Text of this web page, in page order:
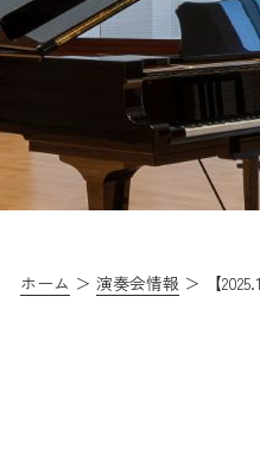
ホーム 演奏会情報 【